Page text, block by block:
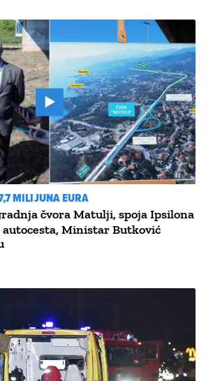
MILIJUNA EURA
čvora Matulji, spoja Ipsilona
Ministar Butković